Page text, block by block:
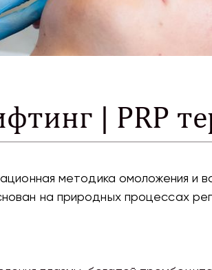
| PRP
методика омоложения и
на природных процессах